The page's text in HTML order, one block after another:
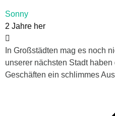
Sonny
2 Jahre her
In Großstädten mag es noch
unserer nächsten Stadt
Geschäften ein schlimmes